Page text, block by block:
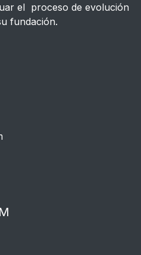
el proceso de evolución
fundación.